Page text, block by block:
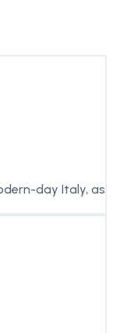
day Italy, as